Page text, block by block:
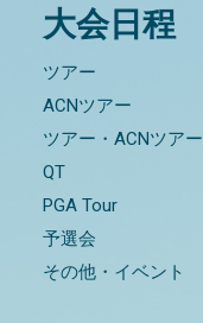
大会日程
ツアー
ACNツアー
ツアー・ACNツアー
QT
PGA Tour
予選会
その他・イベント